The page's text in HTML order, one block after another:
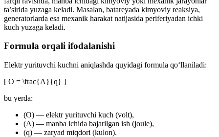
ta’sirida yuzaga keladi. Masalan, batareyada kimyoviy reaksiya,
generatorlarda esa mexanik harakat natijasida periferiyadan ichki
kuch yuzaga keladi.
Formula orqali ifodalanishi
Elektr yurituvchi kuchni aniqlashda quyidagi formula qo‘llaniladi:
[ O = \frac{A}{q} ]
bu yerda:
(O) — elektr yurituvchi kuch (volt),
(A) — manba ichida bajarilgan ish (joule),
(q) — zaryad miqdori (kulon).